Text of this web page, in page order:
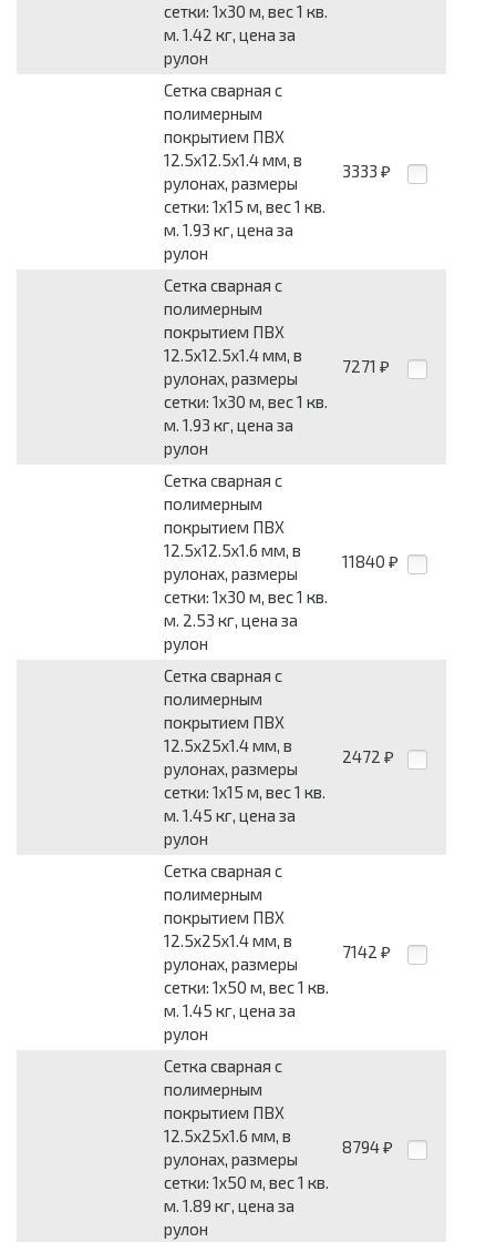
сетки: 1x30 м, вес 1 кв.
м. 1.42 кг, цена за
рулон
Сетка сварная с
полимерным
покрытием ПВХ
12.5x12.5x1.4 мм, в
рулонах, размеры
сетки: 1x15 м, вес 1 кв.
м. 1.93 кг, цена за
рулон
3333 ₽
Сетка сварная с
полимерным
покрытием ПВХ
12.5x12.5x1.4 мм, в
рулонах, размеры
сетки: 1x30 м, вес 1 кв.
м. 1.93 кг, цена за
рулон
7271 ₽
Сетка сварная с
полимерным
покрытием ПВХ
12.5x12.5x1.6 мм, в
рулонах, размеры
сетки: 1x30 м, вес 1 кв.
м. 2.53 кг, цена за
рулон
11840 ₽
Сетка сварная с
полимерным
покрытием ПВХ
12.5x25x1.4 мм, в
рулонах, размеры
сетки: 1x15 м, вес 1 кв.
м. 1.45 кг, цена за
рулон
2472 ₽
Сетка сварная с
полимерным
покрытием ПВХ
12.5x25x1.4 мм, в
рулонах, размеры
сетки: 1x50 м, вес 1 кв.
м. 1.45 кг, цена за
рулон
7142 ₽
Сетка сварная с
полимерным
покрытием ПВХ
12.5x25x1.6 мм, в
рулонах, размеры
сетки: 1x50 м, вес 1 кв.
м. 1.89 кг, цена за
рулон
8794 ₽